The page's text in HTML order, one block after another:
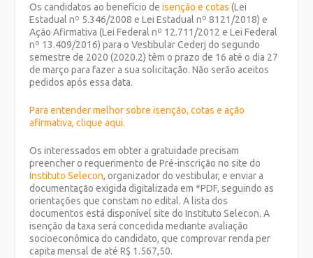
Os candidatos ao benefício deisenção e cotas (Lei
Estadual nº 5.346/2008 e Lei Estadual nº 8121/2018) e
Ação Afirmativa (Lei Federal nº 12.711/2012 e Lei Federal
nº 13.409/2016) para o Vestibular Cederj do segundo
semestre de 2020 (2020.2) têm o prazo de 16 até o dia 27
de março para fazer a sua solicitação. Não serão aceitos
pedidos após essa data.
Para entender melhor sobre isenção, cotas e ação
afirmativa, clique aqui.
Os interessados em obter a gratuidade precisam
preencher o requerimento de Pré-inscrição no site do
Instituto Selecon, organizador do vestibular, e enviar a
documentação exigida digitalizada em *PDF, seguindo as
orientações que constam no edital. A lista dos
documentos está disponível site do Instituto Selecon. A
isenção da taxa será concedida mediante avaliação
socioeconômica do candidato, que comprovar rendaper
capitamensal de até R$ 1.567,50.